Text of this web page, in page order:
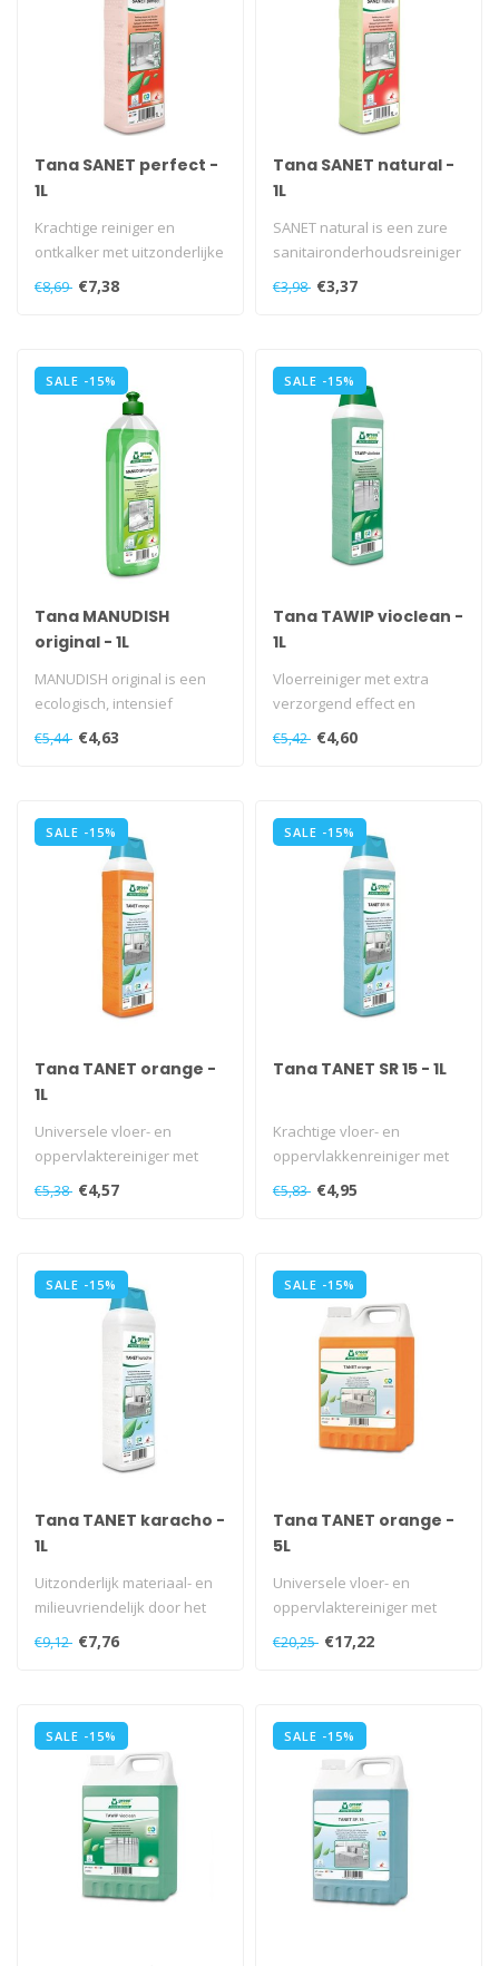
Tana SANET perfect -
1L
Krachtige reiniger en
ontkalker met uitzonderlijke
milieu-eigenschappen...
€8,69 €7,38
Tana SANET natural -
1L
SANET natural is een zure
sanitaironderhoudsreiniger
op basis van natuurlijk azi..
€3,98 €3,37
SALE -15%
Tana MANUDISH
original - 1L
MANUDISH original is een
ecologisch, intensief
afwasmiddel.
€5,44 €4,63
SALE -15%
Tana TAWIP vioclean -
1L
Vloerreiniger met extra
verzorgend effect en
uitzonderlijke milieu-
€5,42 €4,60
SALE -15%
Tana TANET orange -
1L
Universele vloer- en
oppervlaktereiniger met
uitzonderlijke milieu-
eigenschappen..
€5,38 €4,57
SALE -15%
Tana TANET SR 15 - 1L
Krachtige vloer- en
oppervlakkenreiniger met
uitzonderlijke milieu-
eigenschappen..
€5,83 €4,95
SALE -15%
Tana TANET karacho -
1L
Uitzonderlijk materiaal- en
milieuvriendelijk door het
ontbreken van
grensvlakac..
€9,12 €7,76
SALE -15%
Tana TANET orange -
5L
Universele vloer- en
oppervlaktereiniger met
uitzonderlijke milieu-
eigenschappen..
€20,25 €17,22
SALE -15% SALE -15%